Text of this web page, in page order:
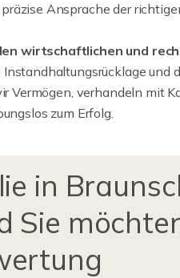
Ansprache der
wirtschaftlichen und
verhandeln mit
zum Erfolg.
in
Sie